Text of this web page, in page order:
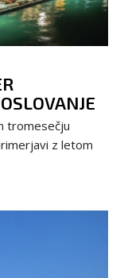
tromesečju
z letom